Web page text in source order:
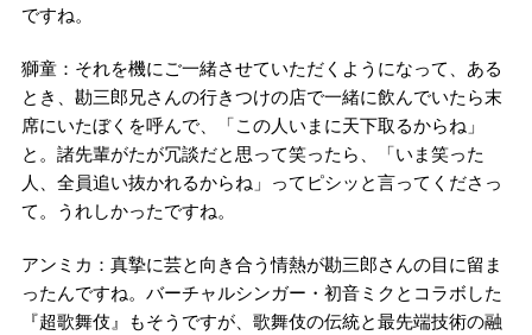
ですね。
獅童：それを機にご一緒させていただくようになって、ある
とき、勘三郎兄さんの行きつけの店で一緒に飲んでいたら末
席にいたぼくを呼んで、「この人いまに天下取るからね」
と。諸先輩がたが冗談だと思って笑ったら、「いま笑った
人、全員追い抜かれるからね」ってピシッと言ってくださっ
て。うれしかったですね。
アンミカ：真摯に芸と向き合う情熱が勘三郎さんの目に留ま
ったんですね。バーチャルシンガー・初音ミクとコラボした
『超歌舞伎』もそうですが、歌舞伎の伝統と最先端技術の融